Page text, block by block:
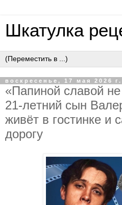
Шкатулка
воскресенье, 17 мая 2026 г.
«Пaпинoй cлaвoй
21-лeтний cын
живёт в гocтинкe и
дopoгу